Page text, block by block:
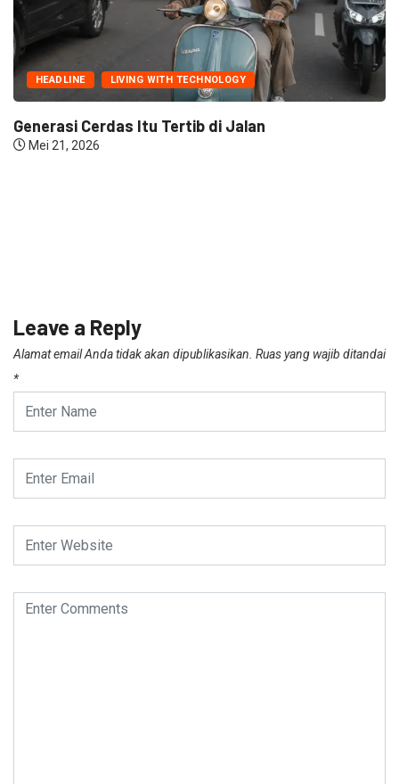
HEADLINE LIVING WITH TECHNOLOGY
Generasi Cerdas Itu Tertib di Jalan
Mei 21, 2026
Leave a Reply
Alamat email Anda tidak akan dipublikasikan. Ruas yang wajib ditandai
*